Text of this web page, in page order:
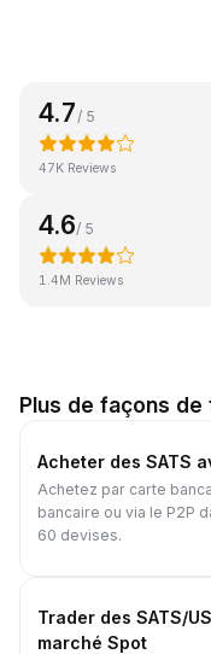
4.7 / 5
47K Reviews
4.6/ 5
1.4M Reviews
Plus de façons de
Acheter des SATS
Achetez par carte
bancaire ou via le P2P
60 devises.
Trader des SATS/
marché Spot